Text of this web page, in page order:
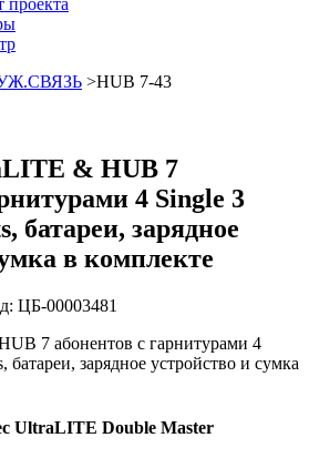
проекта
>HUB 7-43
& HUB 7
4 Single 3
батареи, зарядное
в комплекте
ЦБ-00003481
7 абонентов с гарнитурами 4
батареи, зарядное устройство и сумка
UltraLITE Double Master